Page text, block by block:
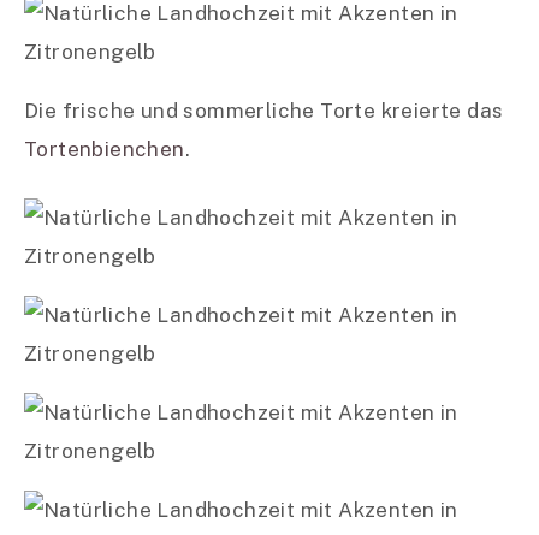
Die frische und sommerliche Torte kreierte das
Tortenbienchen.